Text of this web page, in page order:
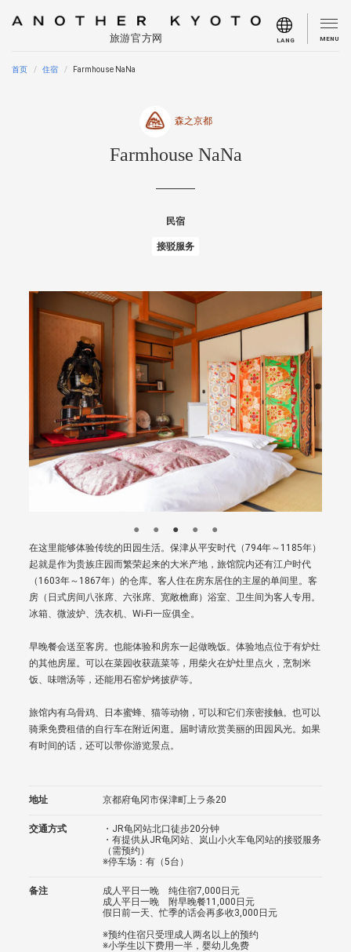
旅游官方网 LANG MENU
首页 住宿 Farmhouse NaNa
森之京都
Farmhouse NaNa
民宿
接驳服务
在这里能够体验传统的田园生活。保津从平安时代（794年～1185年）
起就是作为贵族庄园而繁荣起来的大米产地，旅馆院内还有江户时代
（1603年～1867年）的仓库。客人住在房东居住的主屋的单间里。客
房（日式房间八张席、六张席、宽敞檐廊）浴室、卫生间为客人专用。
冰箱、微波炉、洗衣机、Wi-Fi一应俱全。
早晚餐会送至客房。也能体验和房东一起做晚饭。体验地点位于有炉灶
的其他房屋。可以在菜园收获蔬菜等，用柴火在炉灶里点火，烹制米
饭、味噌汤等，还能用石窑炉烤披萨等。
旅馆内有乌骨鸡、日本蜜蜂、猫等动物，可以和它们亲密接触。也可以
骑乘免费租借的自行车在附近闲逛。届时请欣赏美丽的田园风光。如果
有时间的话，还可以带你游览景点。
地址 京都府龟冈市保津町上ラ条20
交通方式
・JR龟冈站北口徒步20分钟
・有提供从JR龟冈站、岚山小火车龟冈站的接驳服务
（需预约）
※停车场：有（5台）
备注
成人平日一晚 纯住宿7,000日元
成人平日一晚 附早晚餐11,000日元
假日前一天、忙季的话会再多收3,000日元
※预约住宿只受理成人两名以上的预约
※小学生以下费用一半，婴幼儿免费